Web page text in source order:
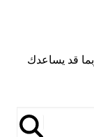
قد يساعدك